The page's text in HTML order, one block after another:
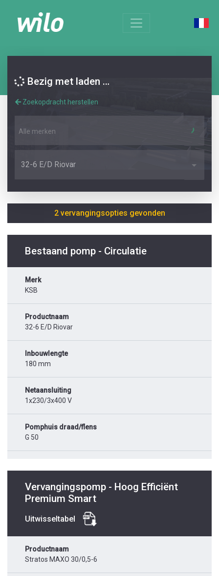
Bezig met laden …
Zoekopdracht herstellen
Alle merken
32-6 E/D Riovar
2 vervangingsopties gevonden
Bestaand pomp - Circulatie
Merk
KSB
Productnaam
32-6 E/D Riovar
Inbouwlengte
180 mm
Netaansluiting
1x230/3x400 V
Pomphuis draad/flens
G 50
Vervangingspomp - Hoog Efficiënt
Premium Smart
Uitwisseltabel
Productnaam
Stratos MAXO 30/0,5-6